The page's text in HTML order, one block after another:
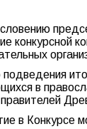
конкурсной
в
в Конкурсе